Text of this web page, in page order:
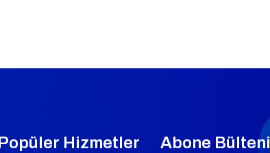
Popüler Hizmetler Abone Bülteni